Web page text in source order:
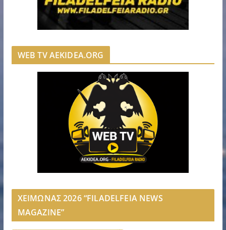
WEB TV AEKIDEA.ORG
ΧΕΙΜΩΝΑΣ 2026 “FILADELFEIA NEWS
MAGAZINE”